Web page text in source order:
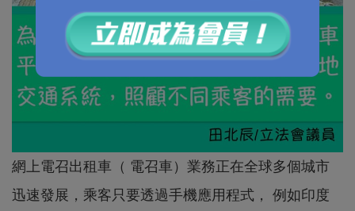
網上電召出租車（ 電召車）業務正在全球多個城市
迅速發展，乘客只要透過手機應用程式， 例如印度